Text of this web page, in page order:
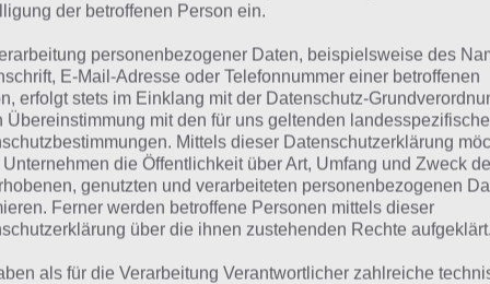
Wars Tipps zum Angriff:
wichtigste in Tactile Wars ist wohl der Kampf und
ein paar Tipps zum Kampf mit auf den Weg geben. In
Gesten die Formation deiner Einheiten ändern.
solltest du stets auf die feindlichen Einheiten achten,
du ohne Verluste durch die gegnerischen
der betroffenen Person ein.
personenbezogener Daten, beispielsweise des
E-Mail-Adresse oder Telefonnummer einer betroffenen
erfolgt stets im Einklang mit der Datenschutz-
Übereinstimmung mit den für uns geltenden
Mittels dieser Datenschutzerklärung
Unternehmen die Öffentlichkeit über Art, Umfang und Zweck
genutzten und verarbeiteten personenbezogenen
Ferner werden betroffene Personen mittels dieser
über die ihnen zustehenden Rechte aufgeklärt.
als für die Verarbeitung Verantwortlicher zahlreiche